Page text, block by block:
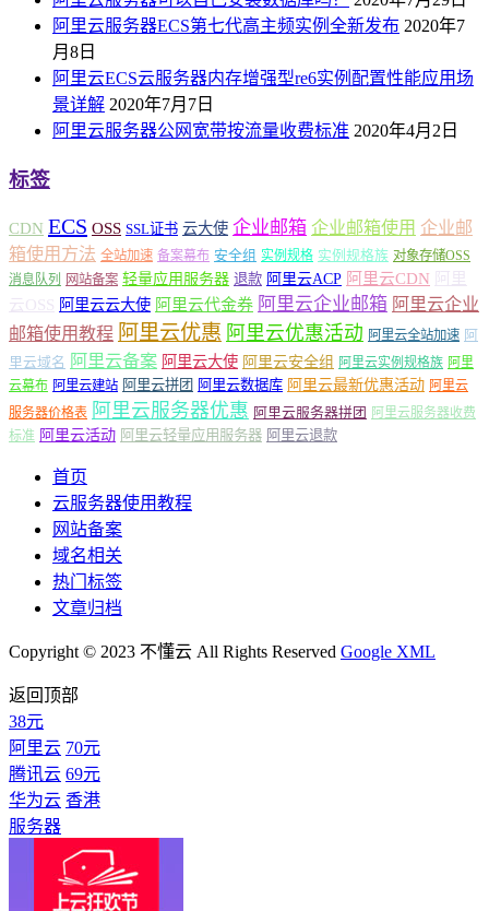
阿里云服务器ECS第七代高主频实例全新发布 2020年7
月8日
阿里云ECS云服务器内存增强型re6实例配置性能应用场
景详解 2020年7月7日
阿里云服务器公网宽带按流量收费标准 2020年4月2日
标签
CDN ECS OSS SSL证书 云大使 企业邮箱 企业邮箱使用 企业邮
箱使用方法 全站加速 备案幕布 安全组 实例规格 实例规格族 对象存储OSS
消息队列
网站备案 轻量应用服务器 退款 阿里云ACP 阿里云CDN 阿里
云OSS 阿里云云大使 阿里云代金券 阿里云企业邮箱 阿里云企业
邮箱使用教程 阿里云优惠 阿里云优惠活动 阿里云全站加速 阿
里云域名 阿里云备案 阿里云大使 阿里云安全组 阿里云实例规格族 阿里
云幕布 阿里云建站 阿里云拼团 阿里云数据库 阿里云最新优惠活动 阿里云
服务器价格表 阿里云服务器优惠 阿里云服务器拼团 阿里云服务器收费
标准 阿里云活动 阿里云轻量应用服务器 阿里云退款
首页
云服务器使用教程
网站备案
域名相关
热门标签
文章归档
Copyright © 2023 不懂云 All Rights Reserved Google XML
返回顶部
38元
阿里云 70元
腾讯云 69元
华为云 香港
服务器